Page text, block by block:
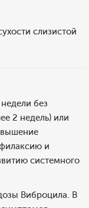
слизистой
без
2 недель) или
и
системного
Виброцила. В